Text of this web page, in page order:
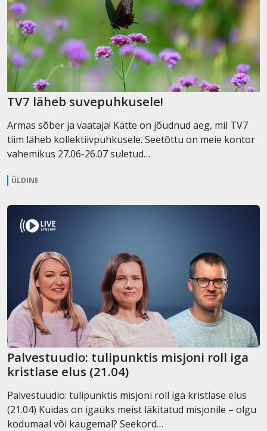
TV7 läheb suvepuhkusele!
Armas sõber ja vaataja! Kätte on jõudnud aeg, mil TV7
tiim läheb kollektiivpuhkusele. Seetõttu on meie kontor
vahemikus 27.06-26.07 suletud…
ÜLDINE
Palvestuudio: tulipunktis misjoni roll iga
kristlase elus (21.04)
Palvestuudio: tulipunktis misjoni roll iga kristlase elus
(21.04) Kuidas on igaüks meist läkitatud misjonile – olgu
kodumaal või kaugemal? Seekord…